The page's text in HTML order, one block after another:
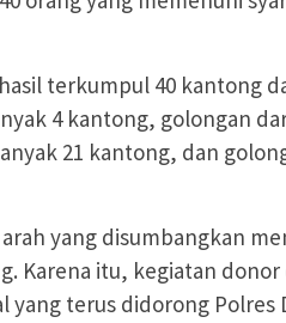
terkumpul 40 kantong
4 kantong, golongan
21 kantong, dan
yang disumbangkan
Karena itu, kegiatan
yang terus didorong Polres